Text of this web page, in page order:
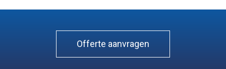
Offerte aanvragen